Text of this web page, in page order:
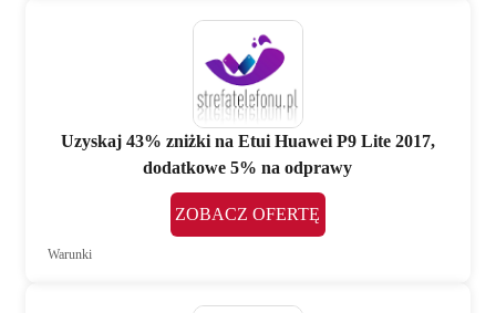
Uzyskaj 43% zniżki na Etui Huawei P9 Lite 2017,
dodatkowe 5% na odprawy
ZOBACZ OFERTĘ
Warunki